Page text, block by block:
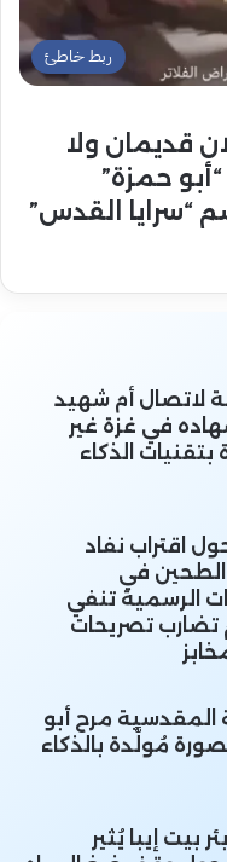
ربط خاطئ
قديمان ولا
حمزة”
“سرايا القدس”
لاتصال أم شهيد
في غزة غير
الذكاء
اقتراب نفاد
في
الرسمية تنفي
تصريحات
المقدسية مرح أبو
مُولَّدة بالذكاء
إيبا يُثير